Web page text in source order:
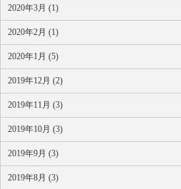
2020年3月 (1)
2020年2月 (1)
2020年1月 (5)
2019年12月 (2)
2019年11月 (3)
2019年10月 (3)
2019年9月 (3)
2019年8月 (3)